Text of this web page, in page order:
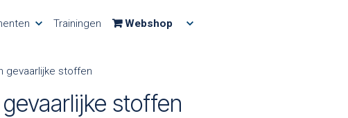
Trainingen Webshop
gevaarlijke stoffen
stoffen